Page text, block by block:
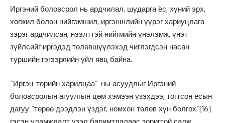
Иргэний боловсрол нь ардчилал, шударга ёс, хүний эрх,
хөгжил болон нийгэмшил, иргэншлийн үүрэг хариуцлага
зэрэг ардчилсан, нээлттэй нийгмийн үнэлэмж, үнэт
зүйлсийг иргэдэд төлөвшүүлэхэд чиглэгдсэн насан
туршийн гэгээрлийн үйл явц байна.
“Иргэн-төрийн харилцаа”-ны асуудлыг Иргэний
боловсролын агуулгын цөм хэмээн үзэхдээ, тогтсон ёсын
дагуу “төрөө дээдлэн үздэг, номхон төлөв хүн болгох”[16]